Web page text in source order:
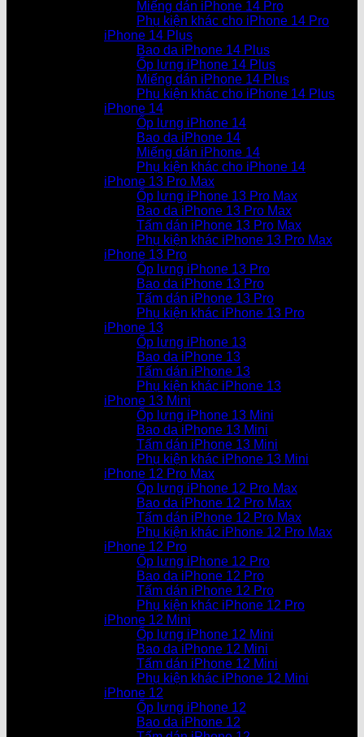
Miếng dán iPhone 14 Pro
Phụ kiện khác cho iPhone 14 Pro
iPhone 14 Plus
Bao da iPhone 14 Plus
Ốp lưng iPhone 14 Plus
Miếng dán iPhone 14 Plus
Phụ kiện khác cho iPhone 14 Plus
iPhone 14
Ốp lưng iPhone 14
Bao da iPhone 14
Miếng dán iPhone 14
Phụ kiện khác cho iPhone 14
iPhone 13 Pro Max
Ốp lưng iPhone 13 Pro Max
Bao da iPhone 13 Pro Max
Tấm dán iPhone 13 Pro Max
Phụ kiện khác iPhone 13 Pro Max
iPhone 13 Pro
Ốp lưng iPhone 13 Pro
Bao da iPhone 13 Pro
Tấm dán iPhone 13 Pro
Phụ kiện khác iPhone 13 Pro
iPhone 13
Ốp lưng iPhone 13
Bao da iPhone 13
Tấm dán iPhone 13
Phụ kiện khác iPhone 13
iPhone 13 Mini
Ốp lưng iPhone 13 Mini
Bao da iPhone 13 Mini
Tấm dán iPhone 13 Mini
Phụ kiện khác iPhone 13 Mini
iPhone 12 Pro Max
Ốp lưng iPhone 12 Pro Max
Bao da iPhone 12 Pro Max
Tấm dán iPhone 12 Pro Max
Phụ kiện khác iPhone 12 Pro Max
iPhone 12 Pro
Ốp lưng iPhone 12 Pro
Bao da iPhone 12 Pro
Tấm dán iPhone 12 Pro
Phụ kiện khác iPhone 12 Pro
iPhone 12 Mini
Ốp lưng iPhone 12 Mini
Bao da iPhone 12 Mini
Tấm dán iPhone 12 Mini
Phụ kiện khác iPhone 12 Mini
iPhone 12
Ốp lưng iPhone 12
Bao da iPhone 12